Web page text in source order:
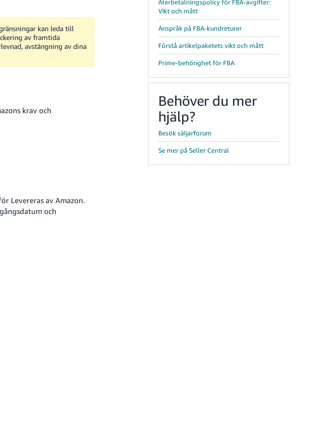
kan leda till
av framtida
avstängning av dina
krav och
Levereras av Amazon.
och
Återbetalningspolicy för FBA-avgifter:
Vikt och mått
Anspråk på FBA-kundreturer
Förstå artikelpaketets vikt och mått
Prime-behörighet för FBA
Behöver du mer
hjälp?
Besök säljarforum
Se mer på Seller Central